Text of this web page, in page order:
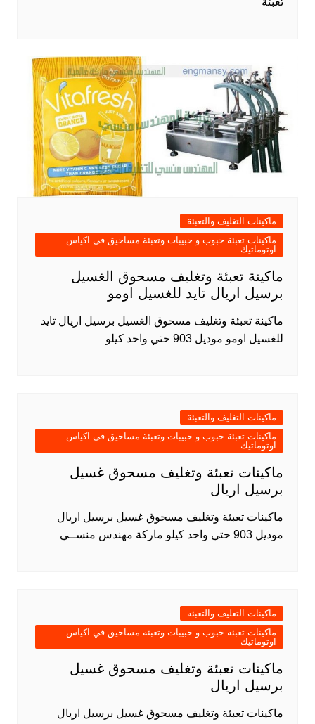
ماكينات التغليف والتعبئة
ماكينات تعبئة حبوب و حبيبات وتعبئة مساحيق في اكياس
اوتوماتيك
ماكينة تعبئة وتغليف مسحوق الغسيل
برسيل اريال تايد للغسيل اومو
ماكينة تعبئة وتغليف مسحوق الغسيل برسيل اريال تايد
للغسيل اومو موديل 903 حتي واحد كيلو
ماكينات التغليف والتعبئة
ماكينات تعبئة حبوب و حبيبات وتعبئة مساحيق في اكياس
اوتوماتيك
ماكينات تعبئة وتغليف مسحوق غسيل
برسيل اريال
ماكينات تعبئة وتغليف مسحوق غسيل برسيل اريال
موديل 903 حتي واحد كيلو ماركة مهندس منســي
ماكينات التغليف والتعبئة
ماكينات تعبئة حبوب و حبيبات وتعبئة مساحيق في اكياس
اوتوماتيك
ماكينات تعبئة وتغليف مسحوق غسيل
برسيل اريال
ماكينات تعبئة وتغليف مسحوق غسيل برسيل اريال